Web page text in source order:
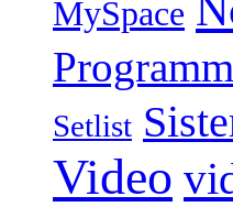
MySpace
Setlist
Video